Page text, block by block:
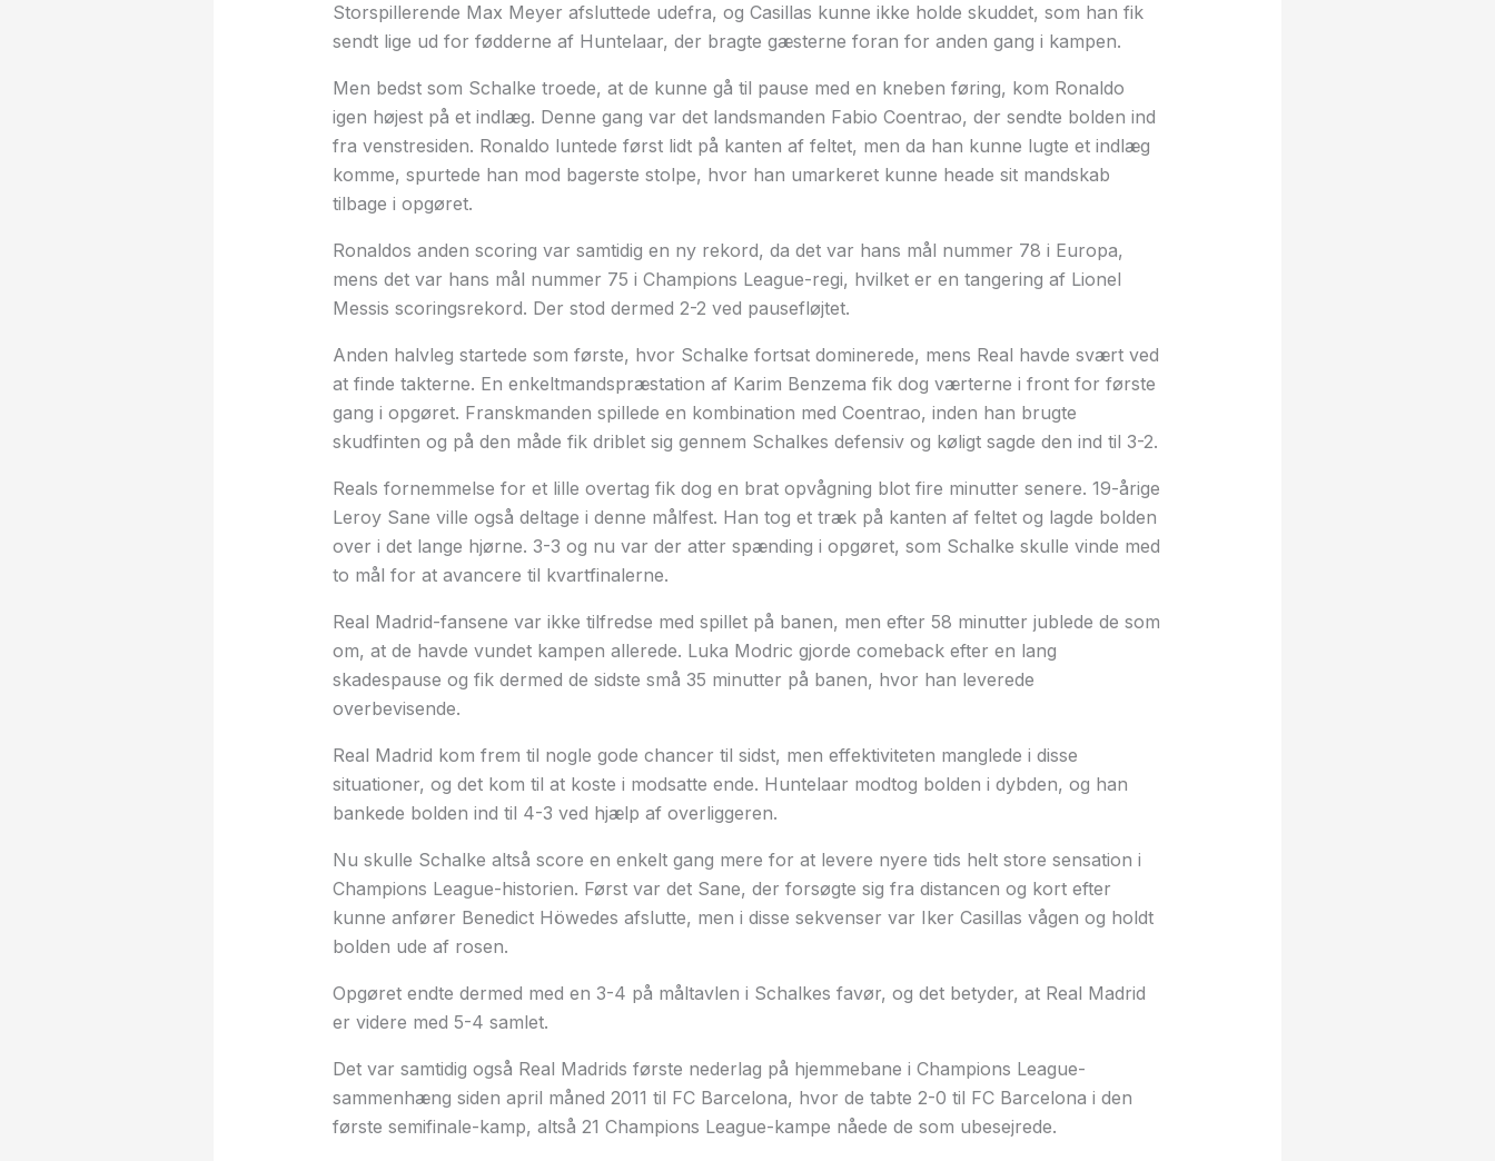
Storspillerende Max Meyer afsluttede udefra, og Casillas kunne ikke holde skuddet, som han fik
sendt lige ud for fødderne af Huntelaar, der bragte gæsterne foran for anden gang i kampen.
Men bedst som Schalke troede, at de kunne gå til pause med en kneben føring, kom Ronaldo
igen højest på et indlæg. Denne gang var det landsmanden Fabio Coentrao, der sendte bolden ind
fra venstresiden. Ronaldo luntede først lidt på kanten af feltet, men da han kunne lugte et indlæg
komme, spurtede han mod bagerste stolpe, hvor han umarkeret kunne heade sit mandskab
tilbage i opgøret.
Ronaldos anden scoring var samtidig en ny rekord, da det var hans mål nummer 78 i Europa,
mens det var hans mål nummer 75 i Champions League-regi, hvilket er en tangering af Lionel
Messis scoringsrekord. Der stod dermed 2-2 ved pausefløjtet.
Anden halvleg startede som første, hvor Schalke fortsat dominerede, mens Real havde svært ved
at finde takterne. En enkeltmandspræstation af Karim Benzema fik dog værterne i front for første
gang i opgøret. Franskmanden spillede en kombination med Coentrao, inden han brugte
skudfinten og på den måde fik driblet sig gennem Schalkes defensiv og køligt sagde den ind til 3-2.
Reals fornemmelse for et lille overtag fik dog en brat opvågning blot fire minutter senere. 19-årige
Leroy Sane ville også deltage i denne målfest. Han tog et træk på kanten af feltet og lagde bolden
over i det lange hjørne. 3-3 og nu var der atter spænding i opgøret, som Schalke skulle vinde med
to mål for at avancere til kvartfinalerne.
Real Madrid-fansene var ikke tilfredse med spillet på banen, men efter 58 minutter jublede de som
om, at de havde vundet kampen allerede. Luka Modric gjorde comeback efter en lang
skadespause og fik dermed de sidste små 35 minutter på banen, hvor han leverede
overbevisende.
Real Madrid kom frem til nogle gode chancer til sidst, men effektiviteten manglede i disse
situationer, og det kom til at koste i modsatte ende. Huntelaar modtog bolden i dybden, og han
bankede bolden ind til 4-3 ved hjælp af overliggeren.
Nu skulle Schalke altså score en enkelt gang mere for at levere nyere tids helt store sensation i
Champions League-historien. Først var det Sane, der forsøgte sig fra distancen og kort efter
kunne anfører Benedict Höwedes afslutte, men i disse sekvenser var Iker Casillas vågen og holdt
bolden ude af rosen.
Opgøret endte dermed med en 3-4 på måltavlen i Schalkes favør, og det betyder, at Real Madrid
er videre med 5-4 samlet.
Det var samtidig også Real Madrids første nederlag på hjemmebane i Champions League-
sammenhæng siden april måned 2011 til FC Barcelona, hvor de tabte 2-0 til FC Barcelona i den
første semifinale-kamp, altså 21 Champions League-kampe nåede de som ubesejrede.